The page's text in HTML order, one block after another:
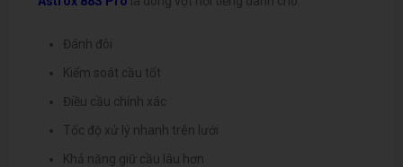
Đánh đôi
Kiểm soát cầu tốt
Điều cầu chính xác
Tốc độ xử lý nhanh trên lưới
Khả năng giữ cầu lâu hơn